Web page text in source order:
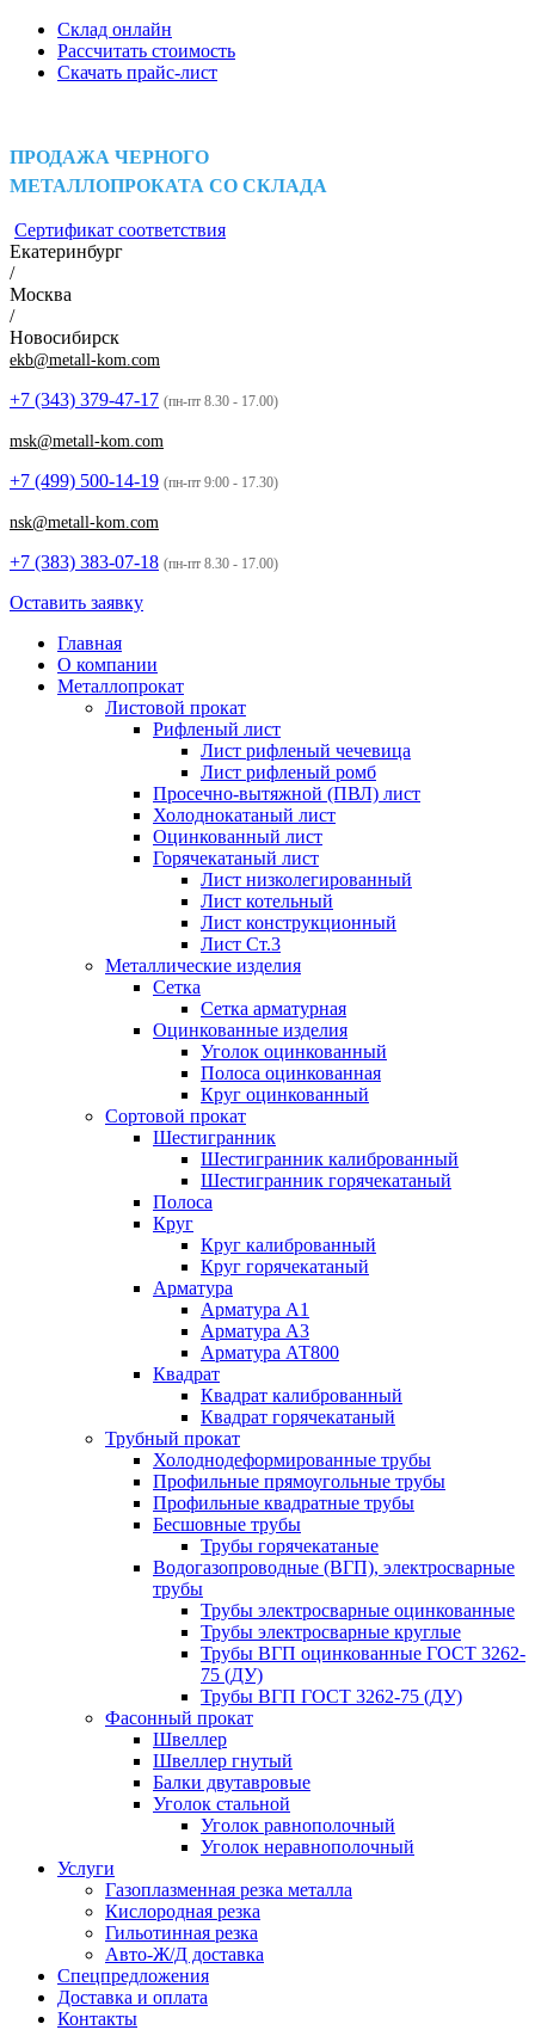
Склад онлайн
Рассчитать стоимость
Скачать прайс-лист
ПРОДАЖА ЧЕРНОГО
МЕТАЛЛОПРОКАТА СО СКЛАДА
Сертификат соответствия
Екатеринбург
/
Москва
/
Новосибирск
ekb@metall-kom.com
+7 (343) 379-47-17 (пн-пт 8.30 - 17.00)
msk@metall-kom.com
+7 (499) 500-14-19 (пн-пт 9:00 - 17.30)
nsk@metall-kom.com
+7 (383) 383-07-18 (пн-пт 8.30 - 17.00)
Оставить заявку
Главная
О компании
Металлопрокат
Листовой прокат
Рифленый лист
Лист рифленый чечевица
Лист рифленый ромб
Просечно-вытяжной (ПВЛ) лист
Холоднокатаный лист
Оцинкованный лист
Горячекатаный лист
Лист низколегированный
Лист котельный
Лист конструкционный
Лист Ст.3
Металлические изделия
Сетка
Сетка арматурная
Оцинкованные изделия
Уголок оцинкованный
Полоса оцинкованная
Круг оцинкованный
Сортовой прокат
Шестигранник
Шестигранник калиброванный
Шестигранник горячекатаный
Полоса
Круг
Круг калиброванный
Круг горячекатаный
Арматура
Арматура А1
Арматура А3
Арматура АТ800
Квадрат
Квадрат калиброванный
Квадрат горячекатаный
Трубный прокат
Холоднодеформированные трубы
Профильные прямоугольные трубы
Профильные квадратные трубы
Бесшовные трубы
Трубы горячекатаные
Водогазопроводные (ВГП), электросварные
трубы
Трубы электросварные оцинкованные
Трубы электросварные круглые
Трубы ВГП оцинкованные ГОСТ 3262-
75 (ДУ)
Трубы ВГП ГОСТ 3262-75 (ДУ)
Фасонный прокат
Швеллер
Швеллер гнутый
Балки двутавровые
Уголок стальной
Уголок равнополочный
Уголок неравнополочный
Услуги
Газоплазменная резка металла
Кислородная резка
Гильотинная резка
Авто-Ж/Д доставка
Спецпредложения
Доставка и оплата
Контакты